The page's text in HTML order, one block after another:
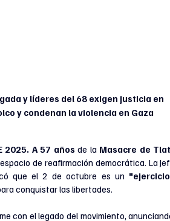
y líderes del 68 exigen justicia en
y condenan la violencia en Gaza
2025. A 57 años de la Masacre de
de reafirmación democrática. La
que el 2 de octubre es un
conquistar las libertades.
con el legado del movimiento,